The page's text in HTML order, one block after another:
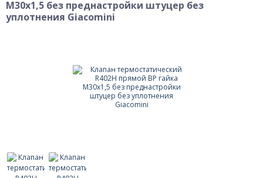
М30х1,5 без преднастройки штуцер без
уплотнения Giacomini